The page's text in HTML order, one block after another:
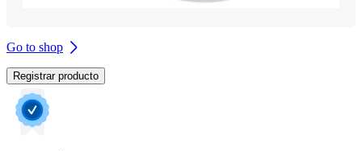
Go to shop
Registrar producto